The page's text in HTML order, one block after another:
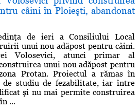
câini în Ploieşti, abandonat
de ieri a Consiliului Local
unui nou adăpost pentru câini.
Volosevici, atunci primar al
unui nou adăpost pentru
Protan. Proiectul a rămas în
studiu de fezabilitate, iar între
şi nu mai permite construirea
...